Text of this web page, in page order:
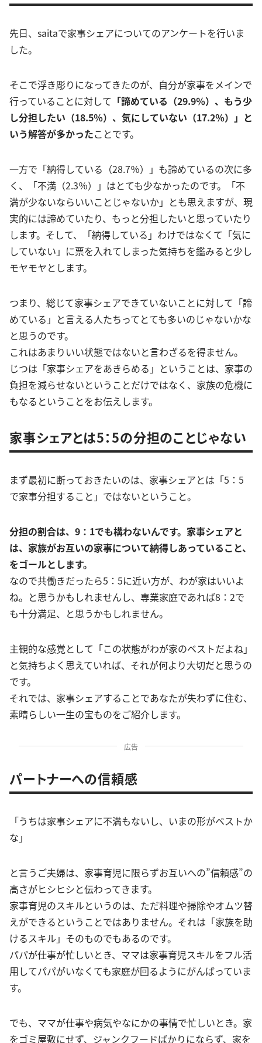
先日、saitaで家事シェアについてのアンケートを行いま
した。
そこで浮き彫りになってきたのが、自分が家事をメインで
行っていることに対して 「諦めている（29.9％）、もう少
し分担したい（18.5％）、気にしていない（17.2％）」と
いう解答が多かったことです。
一方で「納得している（28.7％）」も諦めているの次に多
く、「不満（2.3％）」はとても少なかったのです。「不
満が少ないならいいことじゃないか」とも思えますが、現
実的には諦めていたり、もっと分担したいと思っていたり
します。そして、「納得している」わけではなくて「気に
していない」に票を入れてしまった気持ちを鑑みると少し
モヤモヤとします。
つまり、総じて家事シェアできていないことに対して「諦
めている」と言える人たちってとても多いのじゃないかな
と思うのです。
これはあまりいい状態ではないと言わざるを得ません。
じつは「家事シェアをあきらめる」ということは、家事の
負担を減らせないということだけではなく、家族の危機に
もなるということをお伝えします。
家事シェアとは5：5の分担のことじゃない
まず最初に断っておきたいのは、家事シェアとは「5：5
で家事分担すること」ではないということ。
分担の割合は、9：1でも構わないんです。家事シェアと
は、家族がお互いの家事について納得しあっていること、
をゴールとします。
なので共働きだったら5：5に近い方が、わが家はいいよ
ね。と思うかもしれませんし、専業家庭であれば8：2で
も十分満足、と思うかもしれません。
主観的な感覚として「この状態がわが家のベストだよね」
と気持ちよく思えていれば、それが何より大切だと思うの
です。
それでは、家事シェアすることであなたが失わずに住む、
素晴らしい一生の宝ものをご紹介します。
広告
パートナーへの信頼感
「うちは家事シェアに不満もないし、いまの形がベストか
な」
と言うご夫婦は、家事育児に限らずお互いへの”信頼感”の
高さがヒシヒシと伝わってきます。
家事育児のスキルというのは、ただ料理や掃除やオムツ替
えができるということではありません。それは「家族を助
けるスキル」そのものでもあるのです。
パパが仕事が忙しいとき、ママは家事育児スキルをフル活
用してパパがいなくても家庭が回るようにがんばっていま
す。
でも、ママが仕事や病気やなにかの事情で忙しいとき。家
をゴミ屋敷にせず、ジャンクフードばかりにならず、家を